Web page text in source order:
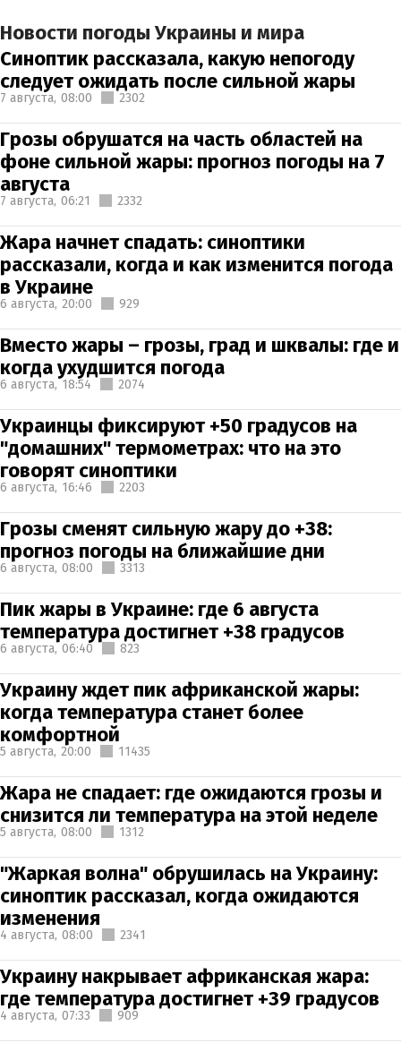
Новости погоды Украины и мира
Синоптик рассказала, какую непогоду
следует ожидать после сильной жары
7 августа, 08:00 2302
Грозы обрушатся на часть областей на
фоне сильной жары: прогноз погоды на 7
августа
7 августа, 06:21 2332
Жара начнет спадать: синоптики
рассказали, когда и как изменится погода
в Украине
6 августа, 20:00 929
Вместо жары – грозы, град и шквалы: где и
когда ухудшится погода
6 августа, 18:54 2074
Украинцы фиксируют +50 градусов на
"домашних" термометрах: что на это
говорят синоптики
6 августа, 16:46 2203
Грозы сменят сильную жару до +38:
прогноз погоды на ближайшие дни
6 августа, 08:00 3313
Пик жары в Украине: где 6 августа
температура достигнет +38 градусов
6 августа, 06:40 823
Украину ждет пик африканской жары:
когда температура станет более
комфортной
5 августа, 20:00 11435
Жара не спадает: где ожидаются грозы и
снизится ли температура на этой неделе
5 августа, 08:00 1312
"Жаркая волна" обрушилась на Украину:
синоптик рассказал, когда ожидаются
изменения
4 августа, 08:00 2341
Украину накрывает африканская жара:
где температура достигнет +39 градусов
4 августа, 07:33 909